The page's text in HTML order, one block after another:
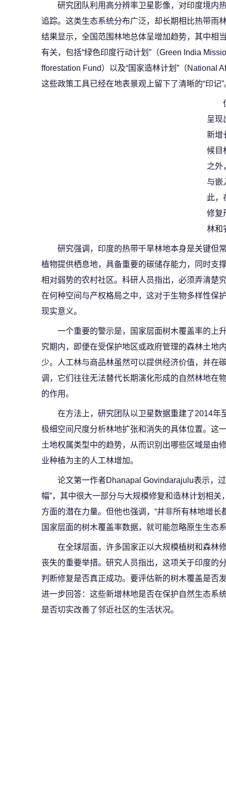
研究团队利用高分辨率卫星影像，对印度境内
追踪。这类生态系统分布广泛，却长期相比热带雨
结果显示，全国范围林地总体呈增加趋势，其中相
有关，包括“绿色印度行动计划”（Green India
fforestation Fund）以及“国家造林计划”（National
这些政策工具已经在地表景观上留下了清晰的“印记”
呈现
新增
候目
之外
与嵌
此，
修复
林和
研究强调，印度的热带干旱林地本身是关键但
植物提供栖息地，具备重要的碳储存能力，同时支
相对弱势的农村社区。科研人员指出，必须弄清楚
在何种空间与产权格局之中，这对于生物多样性保
现实意义。
一个重要的警示是，国家层面树木覆盖率的上
究期内，即便在受保护地区或政府管理的森林土地
少。人工林与商品林虽然可以提供经济价值，并在
调，它们往往无法替代长期演化形成的自然林地在
的作用。
在方法上，研究团队以卫星数据重建了2014年
极细空间尺度分析林地扩张和消失的具体位置。这
土地权属类型中的趋势，从而识别出哪些区域是由
业种植为主的人工林增加。
论文第一作者Dhanapal Govindarajulu表示，
幅”，其中很大一部分与大规模修复和造林计划相
方面的潜在力量。但他也强调，“并非所有林地增
国家层面的树木覆盖率数据，就可能忽略原生生态
在全球层面，许多国家正以大规模植树和森林
丧失的重要举措。研究人员指出，这项关于印度的
判断修复是否真正成功。要评估新的树木覆盖是否
进一步回答：这些新增林地是否在保护自然生态系
是否切实改善了邻近社区的生活状况。